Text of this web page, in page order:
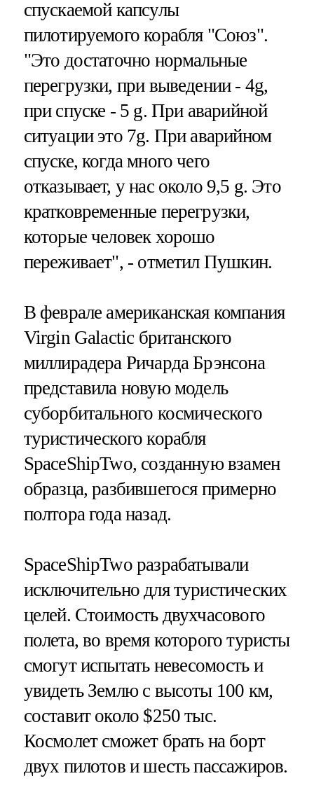
спускаемой капсулы
пилотируемого корабля "Союз".
"Это достаточно нормальные
перегрузки, при выведении - 4g,
при спуске - 5 g. При аварийной
ситуации это 7g. При аварийном
спуске, когда много чего
отказывает, у нас около 9,5 g. Это
кратковременные перегрузки,
которые человек хорошо
переживает", - отметил Пушкин.
В феврале американская компания
Virgin Galactic британского
миллирадера Ричарда Брэнсона
представила новую модель
суборбитального космического
туристического корабля
SpaceShipTwo, созданную взамен
образца, разбившегося примерно
полтора года назад.
SpaceShipTwo разрабатывали
исключительно для туристических
целей. Стоимость двухчасового
полета, во время которого туристы
смогут испытать невесомость и
увидеть Землю с высоты 100 км,
составит около $250 тыс.
Космолет сможет брать на борт
двух пилотов и шесть пассажиров.